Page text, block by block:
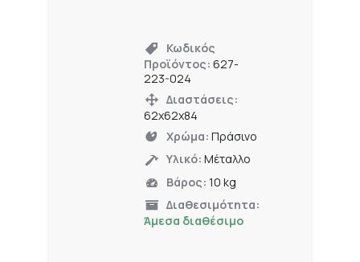
Κωδικός
Προϊόντος:627-
223-024
Διαστάσεις:
62x62x84
Χρώμα:Πράσινο
Υλικό:Μέταλλο
Βάρος:10 kg
Διαθεσιμότητα:
Άμεσα διαθέσιμο